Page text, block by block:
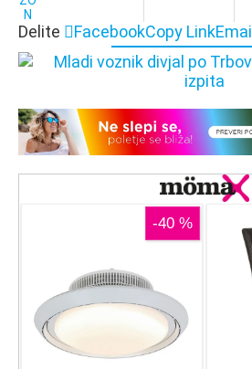
Delite FacebookCopy LinkEmail